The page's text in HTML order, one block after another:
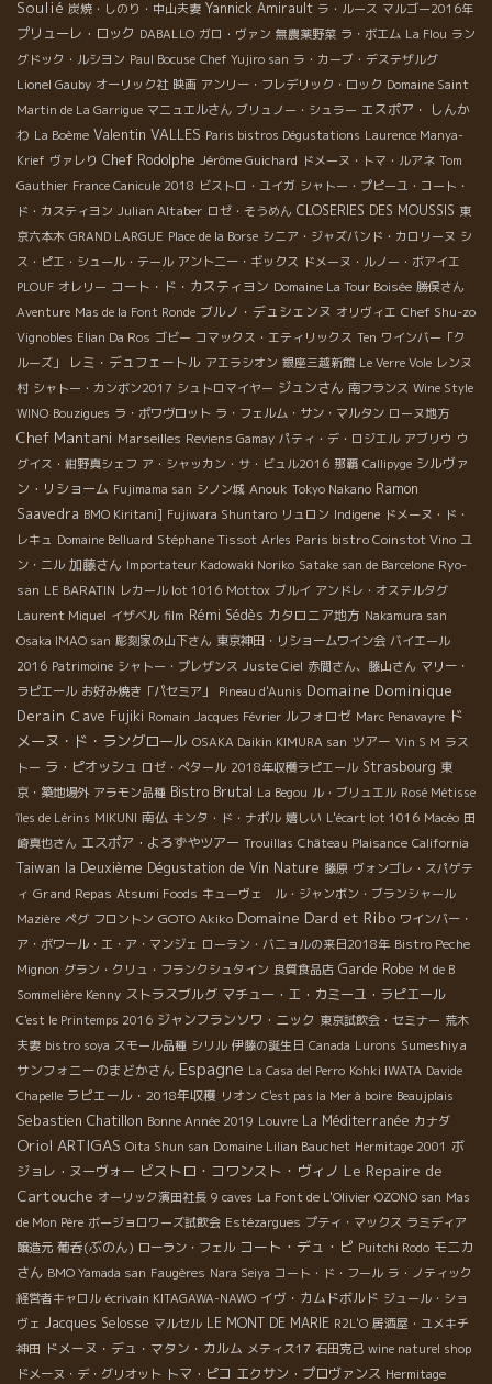
Soulié 炭焼・しのり・中山夫妻 Yannick Amirault ラ・ルース マルゴー2016年
プリューレ・ロック DABALLO ガロ・ヴァン 無農薬野菜 ラ・ボエム La Flou ラン
グドック・ルシヨン Paul Bocuse Chef Yujiro san ラ・カーブ・デステザルグ
Lionel Gauby オーリック社 映画 アンリー・フレデリック・ロック Domaine Saint
Martin de La Garrigue マニュエルさん ブリュノー・シュラー エスポア・ しんか
わ La Boème Valentin VALLES Paris bistros Dégustations Laurence Manya-
Krief ヴァレり Chef Rodolphe Jérôme Guichard ドメーヌ・トマ・ルアネ Tom
Gauthier France Canicule 2018 ビストロ・ユイガ シャトー・プピーユ・コート・
ド・カスティヨン Julian Altaber ロゼ・そうめん CLOSERIES DES MOUSSIS 東
京六本木 GRAND LARGUE Place de la Borse シニア・ジャズバンド・カロリーヌ シ
ス・ピエ・シュール・テール アントニー・ギックス ドメーヌ・ルノー・ボアイエ
PLOUF オレリー コート・ド・カスティヨン Domaine La Tour Boisée 勝俣さん
Aventure Mas de la Font Ronde ブルノ・デュシェンヌ オリヴィエ Chef Shu-zo
Vignobles Elian Da Ros ゴビー コマックス・エティリックス Ten ワインバー「ク
ルーズ」
レミ・デュフェートル アエラシオン 銀座三越新館 Le Verre Vole レンヌ
村 シャトー・カンボン2017 シュトロマイヤー ジュンさん 南フランス Wine Style
WINO Bouzigues ラ・ポワヴロット ラ・フェルム・サン・マルタン ローヌ地方
Chef Mantani Marseilles Reviens Gamay パティ・デ・ロジエル アブリウ ウ
グイス・紺野真シェフ ア・シャッカン・サ・ビュル2016 那覇 Callipyge シルヴァ
ン・リショーム Fujimama san シノン城 Anouk Tokyo Nakano Ramon
Saavedra BMO Kiritani] Fujiwara Shuntaro リュロン Indigene ドメーヌ・ド・
レキュ Domaine Belluard Stéphane Tissot Arles Paris bistro Coinstot Vino ユ
ン・ニル 加藤さん Importateur Kadowaki Noriko Satake san de Barcelone Ryo-
san LE BARATIN レカール lot 1016 Mottox ブルイ アンドレ・オステルタグ
Laurent Miquel イザベル film Rémi Sédès カタロニア地方 Nakamura san
Osaka IMAO san 彫刻家の山下さん 東京神田・リショームワイン会 バイエール
2016 Patrimoine シャトー・プレザンス Juste Ciel 赤間さん、藤山さん マリー・
ラピエール お好み焼き「パセミア」 Pineau d'Aunis Domaine Dominique
Derain Ｃave Fujiki Romain Jacques Février ルフォロゼ Marc Penavayre ド
メーヌ・ド・ラングロール OSAKA Daikin KIMURA san ツアー Vin S M ラス
トー ラ・ピオッシュ ロゼ・ぺタール 2018年収穫ラピエール Strasbourg 東
京・築地場外 アラモン品種 Bistro Brutal La Begou ル・ブリュエル Rosé Métisse
îles de Lérins MIKUNI 南仏 キンタ・ド・ナポル 嬉しい L'écart lot 1016 Macéo 田
崎真也さん エスポア・よろずやツアー Trouillas Château Plaisance California
Taiwan la Deuxième Dégustation de Vin Nature 藤原 ヴォンゴレ・スパゲテ
ィ Grand Repas Atsumi Foods キューヴェ ル・ジャンボン・ブランシャール
Mazière ペグ フロントン GOTO Akiko Domaine Dard et Ribo ワインバー・
ア・ボワール・エ・ア・マンジェ ローラン・バニョルの来日2018年 Bistro Peche
Mignon グラン・クリュ・フランクシュタイン 良質食品店 Garde Robe M de B
Sommelière Kenny ストラスブルグ マチュー・エ・カミーユ・ラピエール
C'est le Printemps 2016 ジャンフランソワ・ニック 東京試飲会・セミナー 荒木
夫妻 bistro soya スモール品種 シリル 伊藤の誕生日 Canada Lurons Sumeshiya
サンフォニーのまどかさん Espagne La Casa del Perro Kohki IWATA Davide
Chapelle ラピエール・2018年収穫 リオン C'est pas la Mer à boire Beaujplais
Sebastien Chatillon Bonne Année 2019 Louvre La Méditerranée カナダ
Oriol ARTIGAS Oita Shun san Domaine Lilian Bauchet Hermitage 2001 ボ
ジョレ・ヌーヴォー ビストロ・コワンスト・ヴィノ Le Repaire de
Cartouche オーリック濱田社長 9 caves La Font de L'Olivier OZONO san Mas
de Mon Père ボージョロワーズ試飲会 Estézargues プティ・マックス ラミディア
醸造元 葡呑(ぶのん) ローラン・フェル コート・デュ・ピ Puitchi Rodo モニカ
さん BMO Yamada san Faugères Nara Seiya コート・ド・フール ラ・ノティック
経営者キャロル écrivain KITAGAWA-NAWO イヴ・カムドボルド ジュール・ショ
ヴェ Jacques Selosse マルセル LE MONT DE MARIE R2L'O 居酒屋・ユメキチ
神田 ドメーヌ・デュ・マタン・カルム メティス17 石田克己 wine naturel shop
ドメーヌ・デ・グリオット トマ・ピコ エクサン・プロヴァンス Hermitage